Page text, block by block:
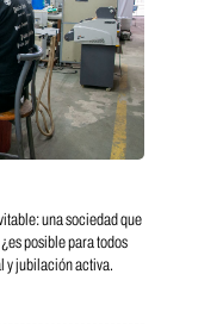
una sociedad que
posible para todos
y jubilación activa.